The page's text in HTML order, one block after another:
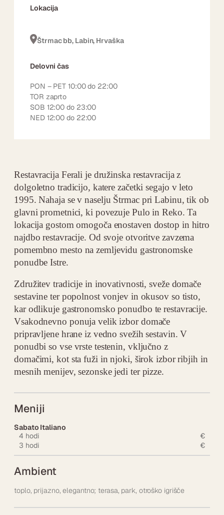
Lokacija
Štrmac bb, Labin, Hrvaška
Delovni čas
PON – PET 10:00 do 22:00
TOR zaprto
SOB 12:00 do 23:00
NED 12:00 do 22:00
Restavracija Ferali je družinska restavracija z
dolgoletno tradicijo, katere začetki segajo v leto
1995. Nahaja se v naselju Štrmac pri Labinu, tik ob
glavni prometnici, ki povezuje Pulo in Reko. Ta
lokacija gostom omogoča enostaven dostop in hitro
najdbo restavracije. Od svoje otvoritve zavzema
pomembno mesto na zemljevidu gastronomske
ponudbe Istre.
Združitev tradicije in inovativnosti, sveže domače
sestavine ter popolnost vonjev in okusov so tisto,
kar odlikuje gastronomsko ponudbo te restavracije.
Vsakodnevno ponuja velik izbor domače
pripravljene hrane iz vedno svežih sestavin. V
ponudbi so vse vrste testenin, vključno z
domačimi, kot sta fuži in njoki, širok izbor ribjih in
mesnih menijev, sezonske jedi ter pizze.
Meniji
Sabato Italiano
4 hodi
3 hodi
€
€
Ambient
toplo, prijazno, elegantno; terasa, park, otroško igrišče